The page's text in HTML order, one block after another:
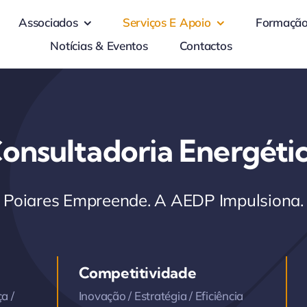
Associados Serviços E Apoio
Notícias & Eventos
Contactos
Poiares Empreende. A AEDP Impulsiona.
/
Competitividade
Inovação / Estratégia / Eficiência